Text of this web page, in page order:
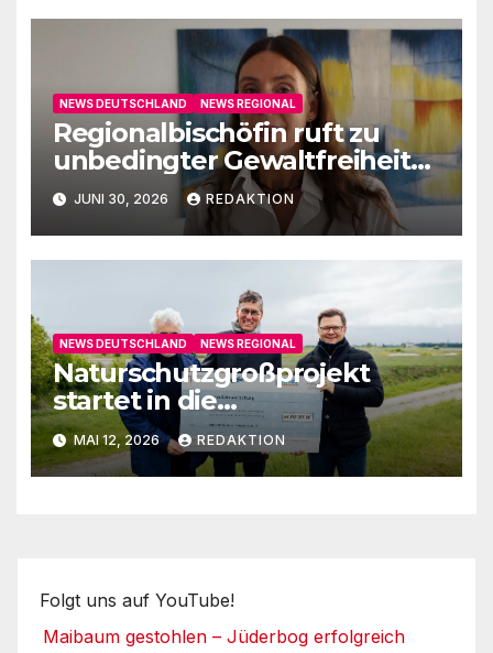
NEWS DEUTSCHLAND NEWS REGIONAL
Regionalbischöfin ruft zu
unbedingter Gewaltfreiheit
aufJUNI 30, 2026 REDAKTION
NEWS DEUTSCHLAND NEWS REGIONAL
Naturschutzgroßprojekt
startet in die
Umsetzungsphase
MAI 12, 2026 REDAKTION
Folgt uns auf YouTube!
Maibaum gestohlen – Jüderbog erfolgreich